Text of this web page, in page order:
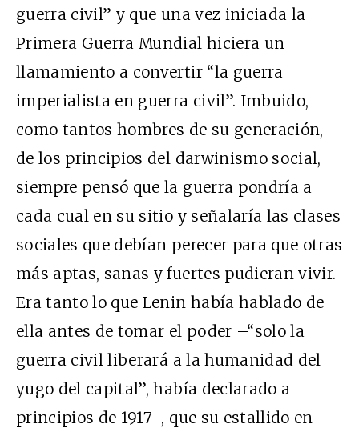
guerra civil” y que una vez iniciada la
Primera Guerra Mundial hiciera un
llamamiento a convertir “la guerra
imperialista en guerra civil”. Imbuido,
como tantos hombres de su generación,
de los principios del darwinismo social,
siempre pensó que la guerra pondría a
cada cual en su sitio y señalaría las clases
sociales que debían perecer para que otras
más aptas, sanas y fuertes pudieran vivir.
Era tanto lo que Lenin había hablado de
ella antes de tomar el poder –“solo la
guerra civil liberará a la humanidad del
yugo del capital”, había declarado a
principios de 1917–, que su estallido en